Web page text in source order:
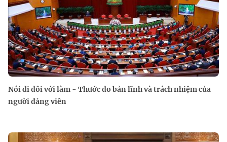
Nói đi đôi với làm - Thước đo bản lĩnh và trách nhiệm của
người đảng viên